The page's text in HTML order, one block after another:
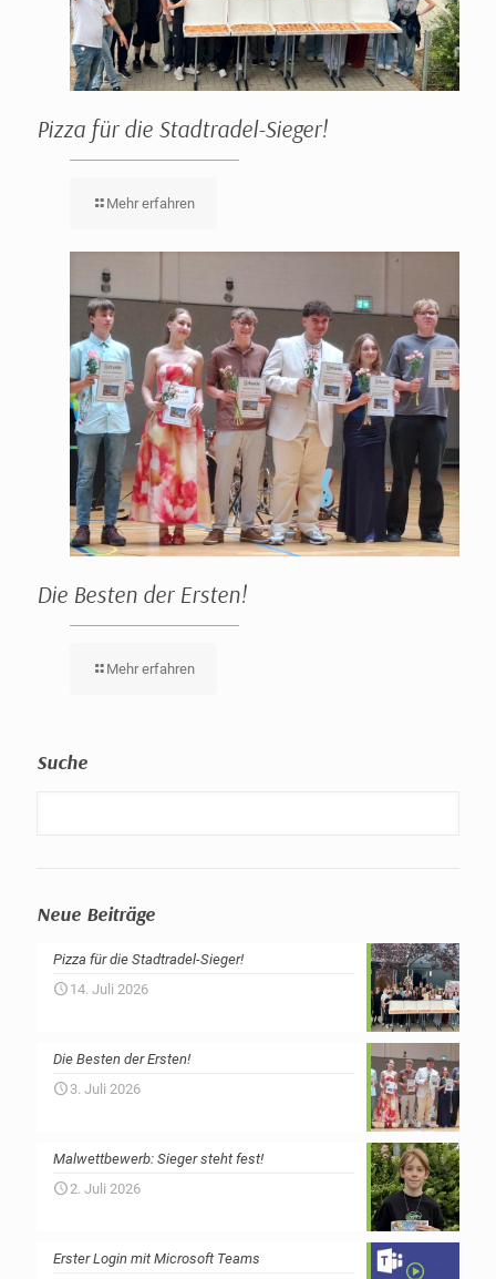
Pizza für die Stadtradel-Sieger!
Mehr erfahren
Die Besten der Ersten!
Mehr erfahren
Suche
Neue Beiträge
Pizza für die Stadtradel-Sieger!
14. Juli 2026
Die Besten der Ersten!
3. Juli 2026
Malwettbewerb: Sieger steht fest!
2. Juli 2026
Erster Login mit Microsoft Teams